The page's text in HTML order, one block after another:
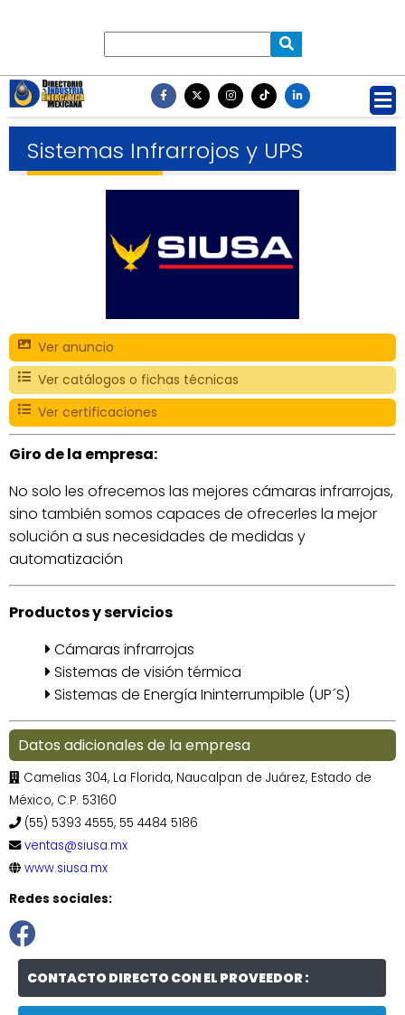
Sistemas Infrarrojos y UPS
Ver anuncio
Ver catálogos o fichas técnicas
Ver certificaciones
Giro de la empresa:
No solo les ofrecemos las mejores cámaras infrarrojas,
sino también somos capaces de ofrecerles la mejor
solución a sus necesidades de medidas y
automatización
Productos y servicios
Cámaras infrarrojas
Sistemas de visión térmica
Sistemas de Energía Ininterrumpible (UP´S)
Datos adicionales de la empresa
Camelias 304, La Florida, Naucalpan de Juárez, Estado de
México, C.P. 53160
(55) 5393 4555, 55 4484 5186
ventas@siusa.mx
www.siusa.mx
Redes sociales:
CONTACTO DIRECTO CON EL PROVEEDOR :